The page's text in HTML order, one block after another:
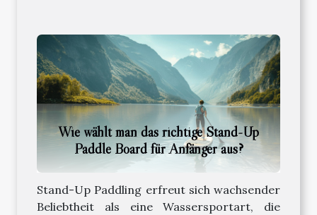
Wie wählt man das richtige Stand-Up
Paddle Board für Anfänger aus?
Stand-Up Paddling erfreut sich wachsender
Beliebtheit als eine Wassersportart, die